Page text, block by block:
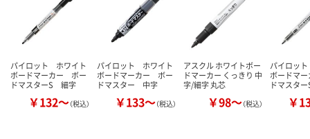
パイロット ホワイト
ボードマーカー ボー
ドマスターS 細字
￥132～（税込）
パイロット ホワイト
ボードマーカー ボー
ドマスター 中字
￥133～（税込）
アスクル ホワイトボー
ドマーカー くっきり 中
字/細字 丸芯
￥98～（税込）
パイロッ
ボードマ
ドマスタ
￥